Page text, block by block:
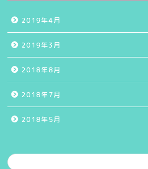
2019年4月
2019年3月
2018年8月
2018年7月
2018年5月